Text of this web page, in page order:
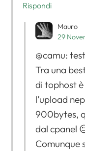
Rispondi
Mauro
29
@camu:
Tra una
di tophost
l’upload
900bytes,
dal cpanel
Comunque